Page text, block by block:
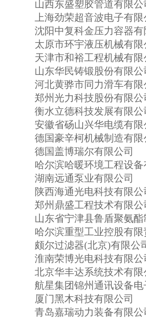
山西东盛塑胶管道有限公
上海劲荣超音波电子有
沈阳中复科金压力容器有
太原市环宇液压机械有限
天津市和裕工程机械有限
山东华民铸锻股份有限公
河北黄骅市同力滑车有限
郑州光力科技股份有限公
衡水立德科技发展有限公
安徽省砀山兴华电缆有限
德国豪辛柯机械制造有限
德国盖博瑞尔有限公司
哈尔滨哈暖环境工程设
湖南远通泵业有限公司
陕西海通光电科技有限公
郑州鼎盛工程技术有限公
山东省宁津县鲁盾聚氨
哈尔滨重型工业控股有
颇尔过滤器(北京)有限公
淮南荣博光电科技有限公
北京华丰达系统技术有限
航星集团锦州通讯设备
厦门黑木科技有限公司
青岛嘉瑞动力装备有限公